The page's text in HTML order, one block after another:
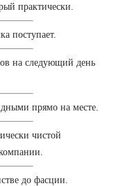
практически.
поступает.
на следующий день
прямо на месте.
чистой
до фасции.